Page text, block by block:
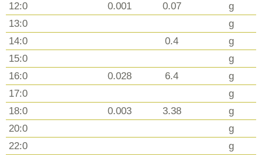
12:0
0.001 0.07
g
13:0
g
14:0
0.4
g
15:0
g
16:0
0.028 6.4
g
17:0
g
18:0
0.003 3.38
g
20:0
g
22:0
g